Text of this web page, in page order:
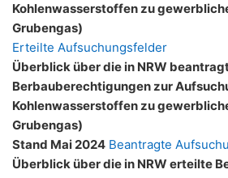
Kohlenwasserstoffen zu
Grubengas)
Erteilte Aufsuchungsfelder
Überblick über die in NRW
Berbauberechtigungen zur
Kohlenwasserstoffen zu
Grubengas)
Stand Mai 2024 Beantragte
Überblick über die in NRW erteilte